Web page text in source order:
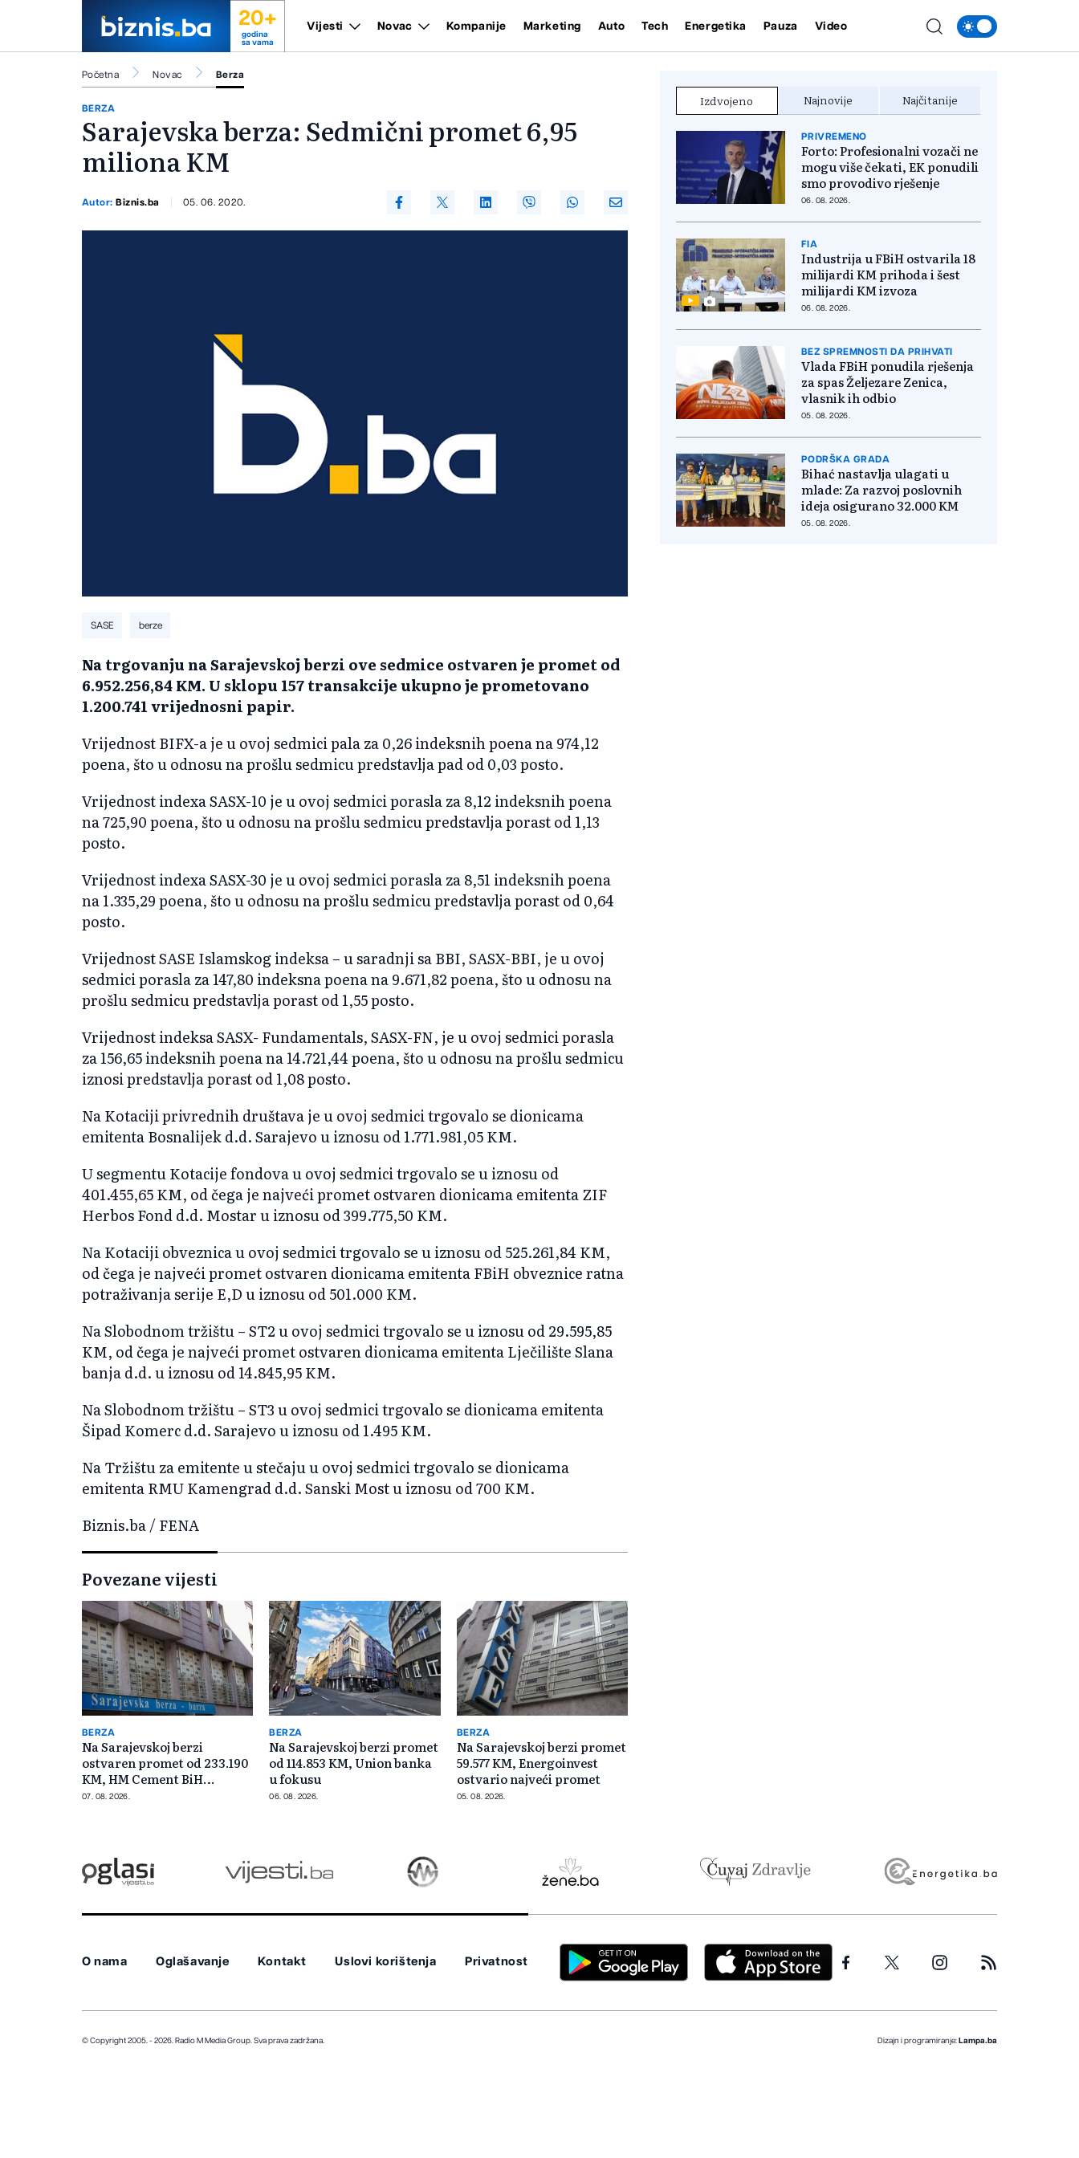
20+
godina
sa vama
Vijesti Novac Kompanije Marketing Auto Tech Energetika Pauza Video
Početna Novac Berza
BERZA
Sarajevska berza: Sedmični promet 6,95
miliona KM
Autor:Biznis.ba 05. 06. 2020.
SASE berze
Na trgovanju na Sarajevskoj berzi ove sedmice ostvaren je promet od
6.952.256,84 KM. U sklopu 157 transakcije ukupno je prometovano
1.200.741 vrijednosni papir.
Vrijednost BIFX-a je u ovoj sedmici pala za 0,26 indeksnih poena na 974,12
poena, što u odnosu na prošlu sedmicu predstavlja pad od 0,03 posto.
Vrijednost indexa SASX-10 je u ovoj sedmici porasla za 8,12 indeksnih poena
na 725,90 poena, što u odnosu na prošlu sedmicu predstavlja porast od 1,13
posto.
Vrijednost indexa SASX-30 je u ovoj sedmici porasla za 8,51 indeksnih poena
na 1.335,29 poena, što u odnosu na prošlu sedmicu predstavlja porast od 0,64
posto.
Vrijednost SASE Islamskog indeksa – u saradnji sa BBI, SASX-BBI, je u ovoj
sedmici porasla za 147,80 indeksna poena na 9.671,82 poena, što u odnosu na
prošlu sedmicu predstavlja porast od 1,55 posto.
Vrijednost indeksa SASX- Fundamentals, SASX-FN, je u ovoj sedmici porasla
za 156,65 indeksnih poena na 14.721,44 poena, što u odnosu na prošlu sedmicu
iznosi predstavlja porast od 1,08 posto.
Na Kotaciji privrednih društava je u ovoj sedmici trgovalo se dionicama
emitenta Bosnalijek d.d. Sarajevo u iznosu od 1.771.981,05 KM.
U segmentu Kotacije fondova u ovoj sedmici trgovalo se u iznosu od
401.455,65 KM, od čega je najveći promet ostvaren dionicama emitenta ZIF
Herbos Fond d.d. Mostar u iznosu od 399.775,50 KM.
Na Kotaciji obveznica u ovoj sedmici trgovalo se u iznosu od 525.261,84 KM,
od čega je najveći promet ostvaren dionicama emitenta FBiH obveznice ratna
potraživanja serije E,D u iznosu od 501.000 KM.
Na Slobodnom tržištu – ST2 u ovoj sedmici trgovalo se u iznosu od 29.595,85
KM, od čega je najveći promet ostvaren dionicama emitenta Lječilište Slana
banja d.d. u iznosu od 14.845,95 KM.
Na Slobodnom tržištu – ST3 u ovoj sedmici trgovalo se dionicama emitenta
Šipad Komerc d.d. Sarajevo u iznosu od 1.495 KM.
Na Tržištu za emitente u stečaju u ovoj sedmici trgovalo se dionicama
emitenta RMU Kamengrad d.d. Sanski Most u iznosu od 700 KM.
Biznis.ba / FENA
Povezane vijesti
BERZA
Na Sarajevskoj berzi
ostvaren promet od 233.190
KM, HM Cement BiH
najtrgovaniji
07. 08. 2026.
BERZA
Na Sarajevskoj berzi promet
od 114.853 KM, Union banka
u fokusu
06. 08. 2026.
BERZA
Na Sarajevskoj berzi promet
59.577 KM, Energoinvest
ostvario najveći promet
05. 08. 2026.
Izdvojeno Najnovije Najčitanije
PRIVREMENO
Forto: Profesionalni vozači ne
mogu više čekati, EK ponudili
smo provodivo rješenje
06. 08. 2026.
FIA
Industrija u FBiH ostvarila 18
milijardi KM prihoda i šest
milijardi KM izvoza
06. 08. 2026.
BEZ SPREMNOSTI DA PRIHVATI
Vlada FBiH ponudila rješenja
za spas Željezare Zenica,
vlasnik ih odbio
05. 08. 2026.
PODRŠKA GRADA
Bihać nastavlja ulagati u
mlade: Za razvoj poslovnih
ideja osigurano 32.000 KM
05. 08. 2026.
O nama Oglašavanje Kontakt Uslovi korištenja Privatnost
© Copyright 2005. - 2026. Radio M Media Group. Sva prava zadržana. Dizajn i programiranje: Lampa.ba